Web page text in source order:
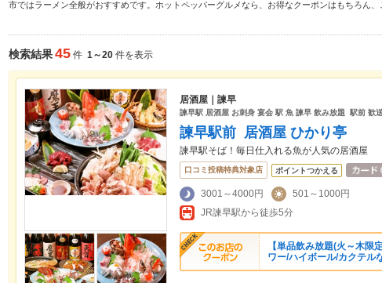
市ではラーメン全般がおすすめです。ホットペッパーグルメなら、お得なクーポンはもちろん、
や季節のおすすめ料理など、お店の最新情報をご紹介しているので安心！24
検索結果45 件 1～20 件を表示
居酒屋｜諫早
諫早駅 居酒屋 お刺身 宴会 駅 魚 諫早 飲み放題 駅前 歓
諫早駅前 居酒屋 ひかり亭
諫早駅そば！毎日仕入れる魚が人気の居酒屋
口コミ投稿特典対象店 ポイントつかえる
3001～4000円
501～1000円
JR諫早駅から徒歩5分
【単品飲み放題(火～木
ワー/ハイボール/カクテル